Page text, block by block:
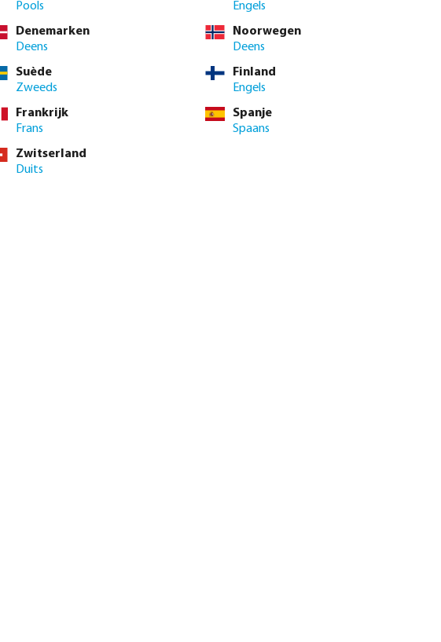
Pools
Engels
Denemarken
Deens
Noorwegen
Deens
Suède
Zweeds
Finland
Engels
Frankrijk
Frans
Spanje
Spaans
Zwitserland
Duits